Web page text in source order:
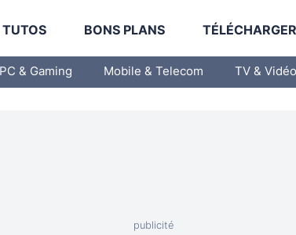
TUTOS BONS PLANS
PC & Gaming Mobile & Telecom TV & Vidéo